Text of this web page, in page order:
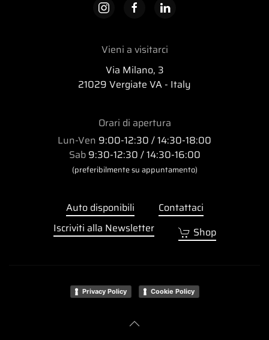
Vieni a visitarci
Via Milano, 3
21029 Vergiate VA - Italy
Orari di apertura
Lun-Ven 9:00-12:30 / 14:30-18:00
Sab9:30-12:30 / 14:30-16:00
(preferibilmente su appuntamento)
Auto disponibili
Contattaci
Iscriviti alla Newsletter
Shop
Privacy Policy Cookie Policy